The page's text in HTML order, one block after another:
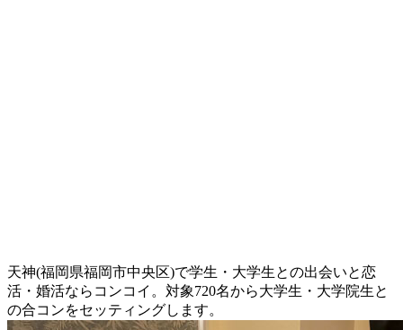
天神(福岡県福岡市中央区)で学生・大学生との出会いと恋
活・婚活ならコンコイ。対象720名から大学生・大学院生と
の合コンをセッティングします。